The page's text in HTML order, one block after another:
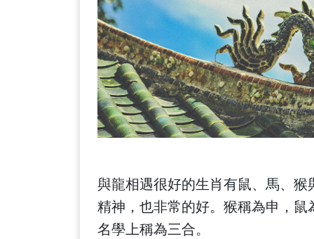
與龍相遇很好的生肖有鼠、馬、
精神，也非常的好。猴稱為申，
名學上稱為三合。